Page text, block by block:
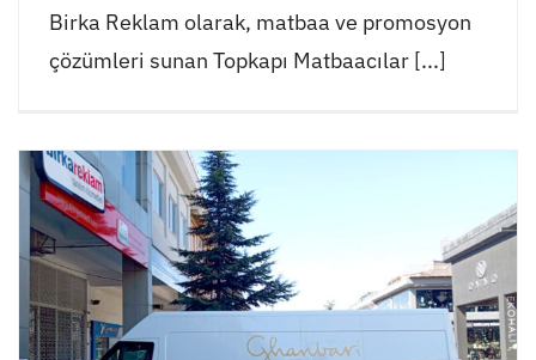
Birka Reklam olarak, matbaa ve promosyon
çözümleri sunan Topkapı Matbaacılar [...]